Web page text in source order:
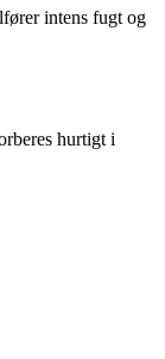
intens fugt og
hurtigt i